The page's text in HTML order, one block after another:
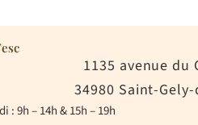
1135 avenue du
34980 Saint-
: 9h – 14h & 15h – 19h